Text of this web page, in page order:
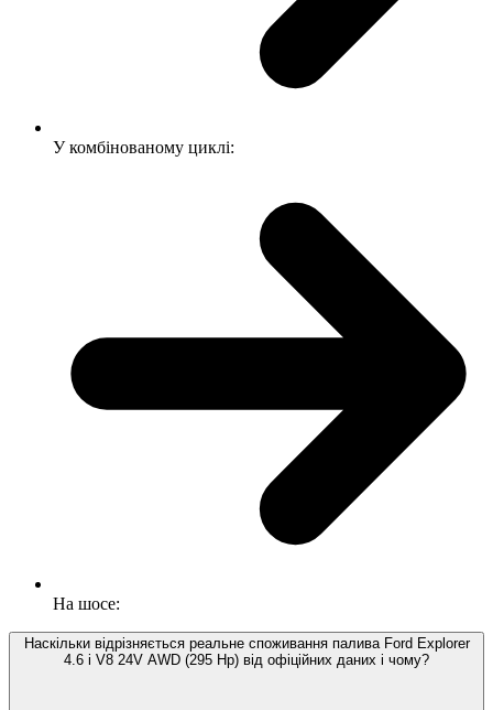
У комбінованому циклі:
На шосе:
Наскільки відрізняється реальне споживання палива Ford Explorer
4.6 i V8 24V AWD (295 Hp) від офіційних даних і чому?